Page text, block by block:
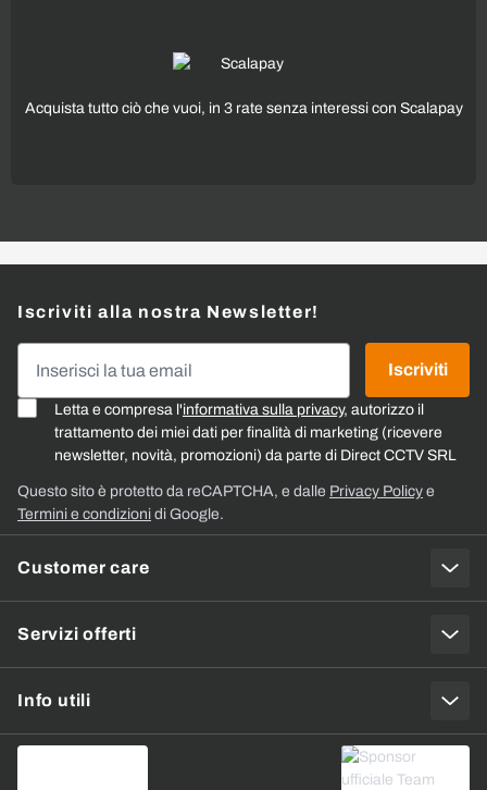
Acquista tutto ciò che vuoi, in 3 rate senza interessi con Scalapay
Customer care
Servizi offerti
Info utili
Iscriviti alla nostra Newsletter!
Letta e compresa l'informativa sulla privacy, autorizzo il
trattamento dei miei dati per finalità di marketing (ricevere
newsletter, novità, promozioni) da parte di Direct CCTV SRL
Iscriviti
Questo sito è protetto da reCAPTCHA, e dalle Privacy Policy e
Termini e condizioni di Google.